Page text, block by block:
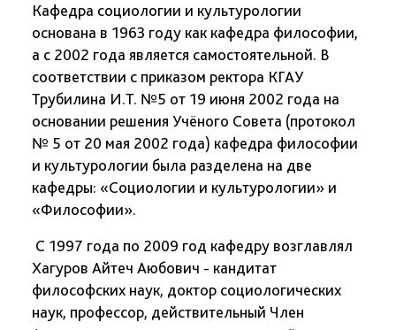
Кафедра социологии и культурологии
основана в 1963 году как кафедра философии,
а с 2002 года является самостоятельной. В
соответствии с приказом ректора КГАУ
Трубилина И.Т. №5 от 19 июня 2002 года на
основании решения Учёного Совета (протокол
№ 5 от 20 мая 2002 года) кафедра философии
и культурологии была разделена на две
кафедры: «Социологии и культурологии» и
«Философии».
С 1997 года по 2009 год кафедру возглавлял
Хагуров Айтеч Аюбович - кандитат
философских наук, доктор социологических
наук, профессор, действительный Член